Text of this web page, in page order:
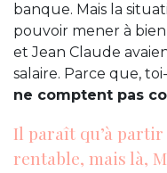
banque. Mais la
pouvoir mener à
et Jean Claude
salaire. Parce que,
ne comptent pas
Il paraît qu’à
rentable, mais là,